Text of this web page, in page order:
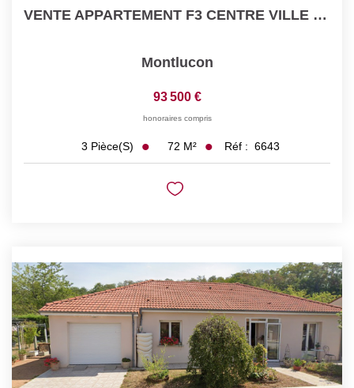
VENTE APPARTEMENT F3 CENTRE VILLE MONTLUCON
Montlucon
93 500 €
honoraires compris
3 Pièce(s) 72 M² Réf : 6643